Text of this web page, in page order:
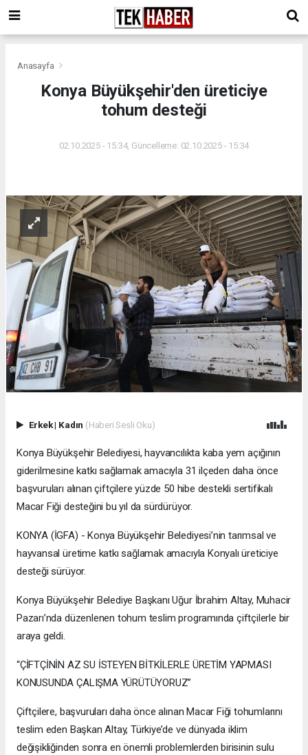
Anasayfa
Konya Büyükşehir'den üreticiye
tohum desteği
02.10.2025 - 15:34, Güncelleme: 02.10.2025 - 15:34
Erkek| Kadın (Haberi Sesli Oku)
Konya Büyükşehir Belediyesi, hayvancılıkta kaba yem açığının
giderilmesine katkı sağlamak amacıyla 31 ilçeden daha önce
başvuruları alınan çiftçilere yüzde 50 hibe destekli sertifikalı
Macar Fiği desteğini bu yıl da sürdürüyor.
KONYA (İGFA) - Konya Büyükşehir Belediyesi’nin tarımsal ve
hayvansal üretime katkı sağlamak amacıyla Konyalı üreticiye
desteği sürüyor.
Konya Büyükşehir Belediye Başkanı Uğur İbrahim Altay, Muhacir
Pazarı’nda düzenlenen tohum teslim programında çiftçilerle bir
araya geldi.
“ÇİFTÇİNİN AZ SU İSTEYEN BİTKİLERLE ÜRETİM YAPMASI
KONUSUNDA ÇALIŞMA YÜRÜTÜYORUZ”
Çiftçilere, başvuruları daha önce alınan Macar Fiği tohumlarını
teslim eden Başkan Altay, Türkiye’de ve dünyada iklim
değişikliğinden sonra en önemli problemlerden birisinin sulu